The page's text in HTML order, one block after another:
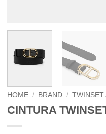
HOME / BRAND / TWINSET
CINTURA